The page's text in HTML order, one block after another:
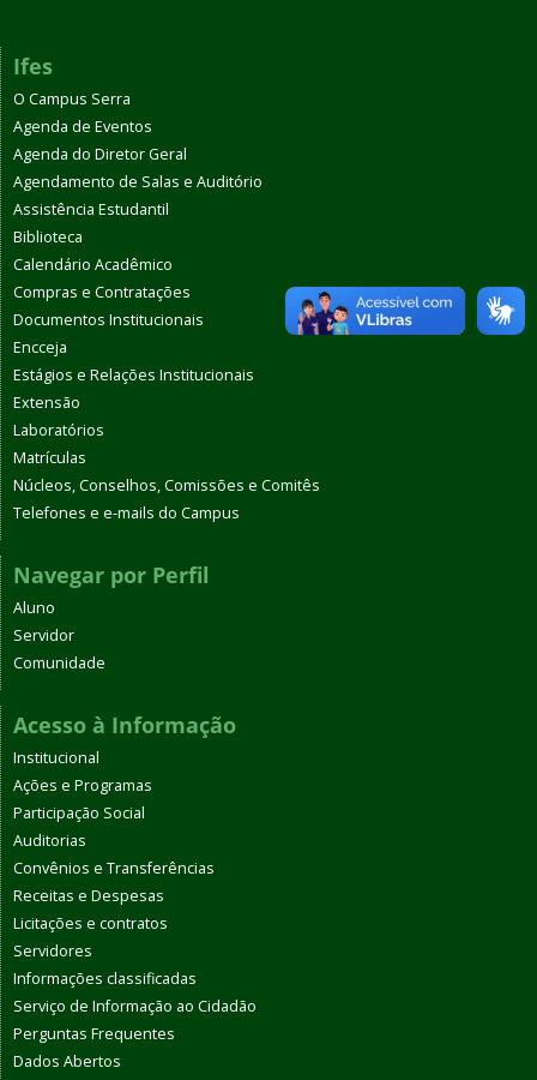
Ifes
O Campus Serra
Agenda de Eventos
Agenda do Diretor Geral
Agendamento de Salas e Auditório
Assistência Estudantil
Biblioteca
Calendário Acadêmico
Compras e Contratações
Documentos Institucionais
Encceja
Estágios e Relações Institucionais
Extensão
Laboratórios
Matrículas
Núcleos, Conselhos, Comissões e Comitês
Telefones e e-mails do Campus
Navegar por Perfil
Aluno
Servidor
Comunidade
Acesso à Informação
Institucional
Ações e Programas
Participação Social
Auditorias
Convênios e Transferências
Receitas e Despesas
Licitações e contratos
Servidores
Informações classificadas
Serviço de Informação ao Cidadão
Perguntas Frequentes
Dados Abertos